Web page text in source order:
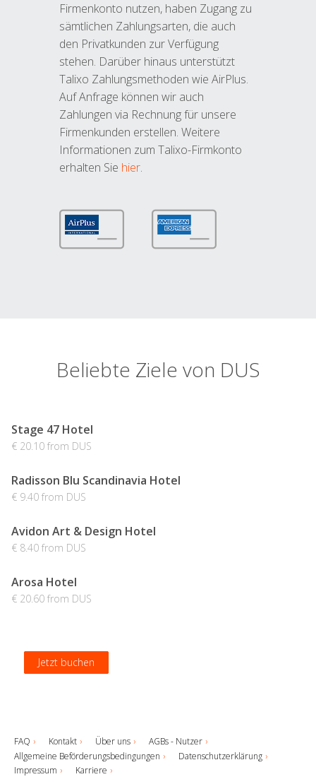
Firmenkonto nutzen, haben Zugang zu
sämtlichen Zahlungsarten, die auch
den Privatkunden zur Verfügung
stehen. Darüber hinaus unterstützt
Talixo Zahlungsmethoden wie AirPlus.
Auf Anfrage können wir auch
Zahlungen via Rechnung für unsere
Firmenkunden erstellen. Weitere
Informationen zum Talixo-Firmkonto
erhalten Sie hier.
Beliebte Ziele von DUS
Stage 47 Hotel
€ 20.10 from DUS
Jetzt buchen
Radisson Blu Scandinavia Hotel
€ 9.40 from DUS
Jetzt buchen
Avidon Art & Design Hotel
€ 8.40 from DUS
Jetzt buchen
Arosa Hotel
€ 20.60 from DUS
Jetzt buchen
FAQ Kontakt Über uns
AGBs - Nutzer
Allgemeine Beförderungsbedingungen
Datenschutzerklärung
Impressum
Karriere